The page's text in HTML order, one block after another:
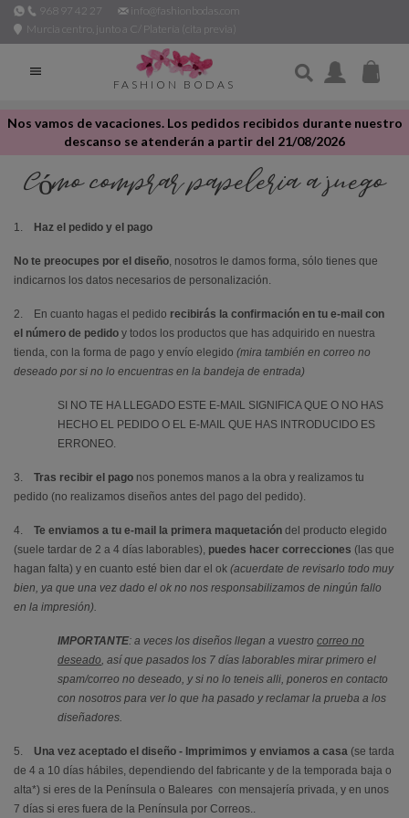
968 97 42 27
info@fashionbodas.com
Murcia centro, junto a C/ Platería (cita previa)

FASHION BODAS
Nos vamos de vacaciones. Los pedidos recibidos durante nuestro
descanso se atenderán a partir del 21/08/2026
Cómo comprar papeleria a juego
1. Haz el pedido y el pago
No te preocupes por el diseño, nosotros le damos forma, sólo tienes que
indicarnos los datos necesarios de personalización.
2. En cuanto hagas el pedido recibirás la confirmación en tu e-mail con
el número de pedido y todos los productos que has adquirido en nuestra
tienda, con la forma de pago y envío elegido (mira también en correo no
deseado por si no lo encuentras en la bandeja de entrada)
SI NO TE HA LLEGADO ESTE E-MAIL SIGNIFICA QUE O NO HAS
HECHO EL PEDIDO O EL E-MAIL QUE HAS INTRODUCIDO ES
ERRONEO.
3. Tras recibir el pago nos ponemos manos a la obra y realizamos tu
pedido (no realizamos diseños antes del pago del pedido).
4. Te enviamos a tu e-mail la primera maquetación del producto elegido
(suele tardar de 2 a 4 días laborables), puedes hacer correcciones (las que
hagan falta) y en cuanto esté bien dar el ok (acuerdate de revisarlo todo muy
bien, ya que una vez dado el ok no nos responsabilizamos de ningún fallo
en la impresión).
IMPORTANTE: a veces los diseños llegan a vuestro correo no
deseado, así que pasados los 7 días laborables mirar primero el
spam/correo no deseado, y si no lo teneis alli, poneros en contacto
con nosotros para ver lo que ha pasado y reclamar la prueba a los
diseñadores.
5. Una vez aceptado el diseño - Imprimimos y enviamos a casa (se tarda
de 4 a 10 días hábiles, dependiendo del fabricante y de la temporada baja o
alta*) si eres de la Península o Baleares con mensajería privada, y en unos
7 días si eres fuera de la Península por Correos..